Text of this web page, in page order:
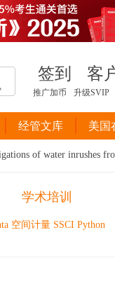
签到 客
推广加币
升级SVIP
经管文库 美国
of water inrushes
学术培训
空间计量 SSCI Python